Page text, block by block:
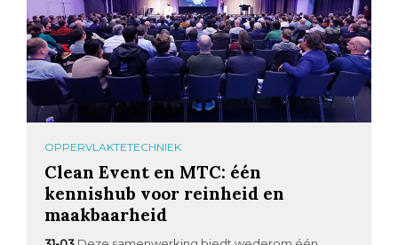
OPPERVLAKTETECHNIEK
Clean Event en MTC: één
kennishub voor reinheid en
maakbaarheid